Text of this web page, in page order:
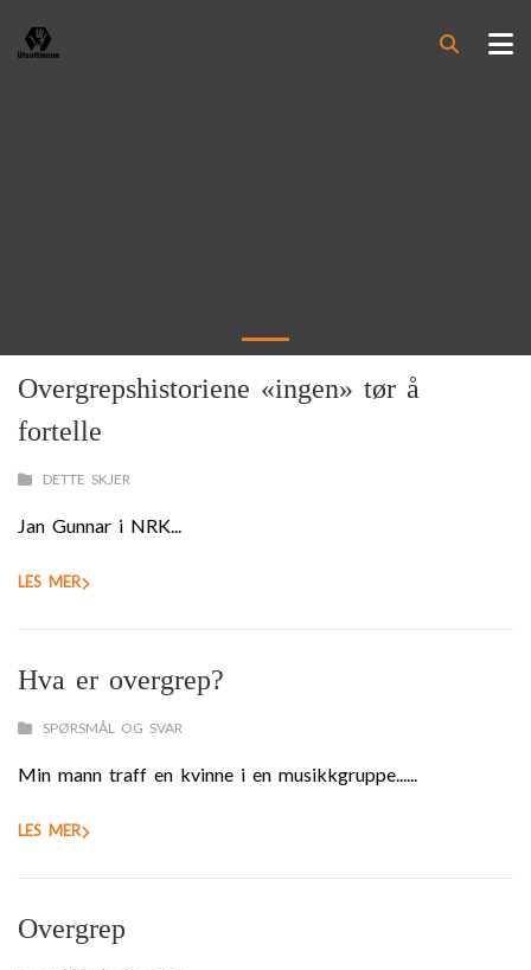
Overgrepshistoriene «ingen» tør å
fortelle
DETTE SKJER
Jan Gunnar i NRK...
LES MER
Hva er overgrep?
SPØRSMÅL OG SVAR
Min mann traff en kvinne i en musikkgruppe......
LES MER
Overgrep